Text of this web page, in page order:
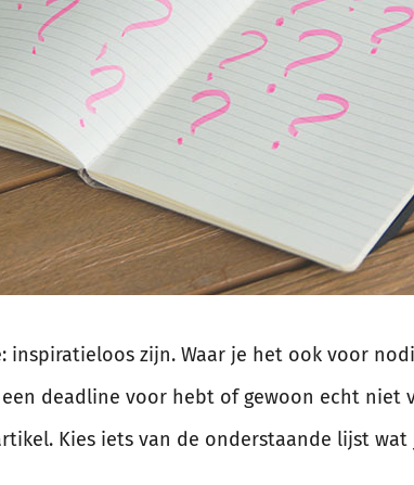
inspiratieloos zijn. Waar je het ook voor
deadline voor hebt of gewoon echt niet
Kies iets van de onderstaande lijst wat